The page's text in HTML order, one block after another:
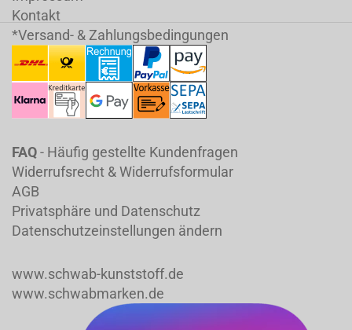
Kontakt
*Versand- & Zahlungsbedingungen
FAQ- Häufig gestellte Kundenfragen
Widerrufsrecht & Widerrufsformular
AGB
Privatsphäre und Datenschutz
Datenschutzeinstellungen ändern
www.schwab-kunststoff.de
www.schwabmarken.de